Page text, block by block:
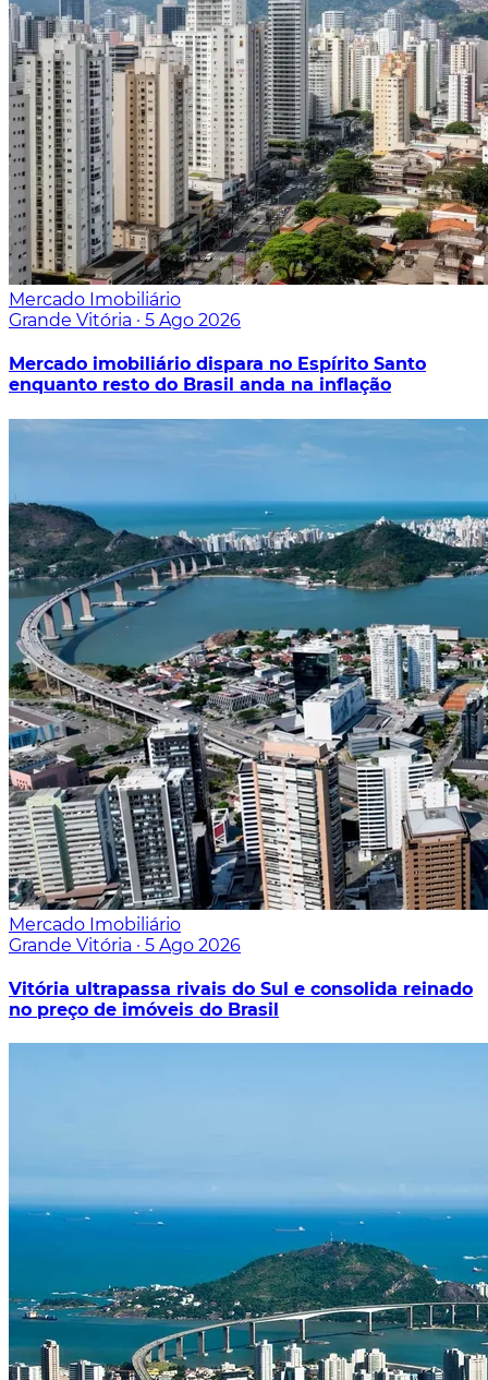
Mercado Imobiliário
Grande Vitória · 5 Ago 2026
Mercado imobiliário dispara no Espírito Santo
enquanto resto do Brasil anda na inflação
Mercado Imobiliário
Grande Vitória · 5 Ago 2026
Vitória ultrapassa rivais do Sul e consolida reinado
no preço de imóveis do Brasil